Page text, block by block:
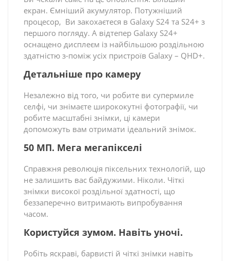
екран. Ємніший акумулятор. Потужніший
процесор, Ви закохаєтеся в Galaxy S24 та S24+ з
першого погляду. А відтепер Galaxy S24+
оснащено дисплеєм із найбільшою роздільною
здатністю з-поміж усіх пристроїв Galaxy – QHD+.
Детальніше про камеру
Незалежно від того, чи робите ви супермиле
селфі, чи знімаєте ширококутні фотографії, чи
робите масштабні знімки, ці камери
допоможуть вам отримати ідеальний знімок.
50 МП. Мега мегапікселі
Справжня революція піксельних технологій, що
не залишить вас байдужими. Ніколи. Чіткі
знімки високої роздільної здатності, що
беззаперечно витримають випробування
часом.
Користуйся зумом. Навіть уночі.
Робіть яскраві, барвисті й чіткі знімки навіть